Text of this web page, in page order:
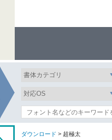
ダウンロード > 超極太